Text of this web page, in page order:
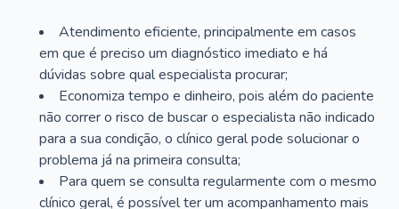
Atendimento eficiente, principalmente em casos
em que é preciso um diagnóstico imediato e há
dúvidas sobre qual especialista procurar;
Economiza tempo e dinheiro, pois além do paciente
não correr o risco de buscar o especialista não indicado
para a sua condição, o clínico geral pode solucionar o
problema já na primeira consulta;
Para quem se consulta regularmente com o mesmo
clínico geral, é possível ter um acompanhamento mais